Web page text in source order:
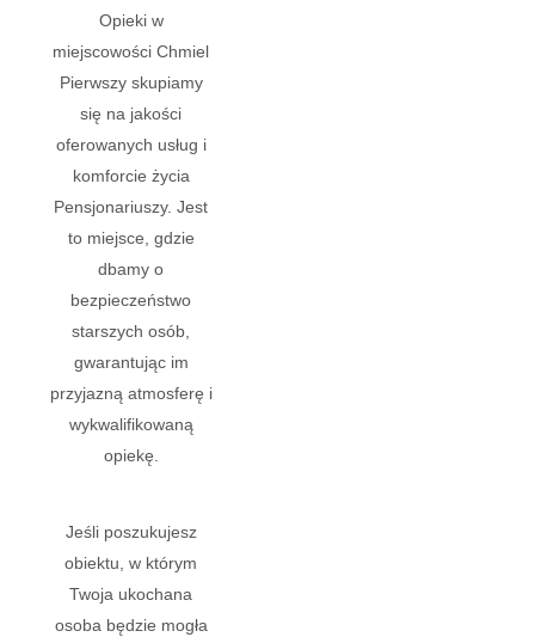
Opieki w
miejscowości Chmiel
Pierwszy skupiamy
się na jakości
oferowanych usług i
komforcie życia
Pensjonariuszy. Jest
to miejsce, gdzie
dbamy o
bezpieczeństwo
starszych osób,
gwarantując im
przyjazną atmosferę i
wykwalifikowaną
opiekę.
Jeśli poszukujesz
obiektu, w którym
Twoja ukochana
osoba będzie mogła